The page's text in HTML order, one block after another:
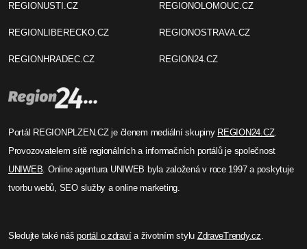
REGIONUSTI.CZ
REGIONLIBERECKO.CZ
REGIONHRADEC.CZ
REGIONOLOMOUC.CZ
REGIONOSTRAVA.CZ
REGION24.CZ
Portál REGIONPLZEN.CZ je členem mediální skupiny REGION24.CZ.
Provozovatelem sítě regionálních a informačních portálů je společnost
UNIWEB. Online agentura UNIWEB byla založená v roce 1997 a poskytuje
tvorbu webů, SEO služby a online marketing.
Sledujte také nášportál o zdravía životním stylu ZdraveTrendy.cz.